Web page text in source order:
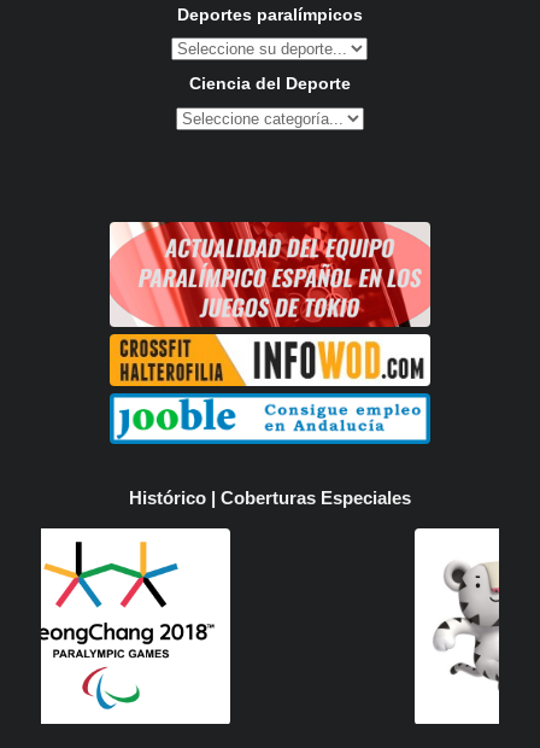
Deportes paralímpicos
Ciencia del Deporte
Histórico | Coberturas Especiales